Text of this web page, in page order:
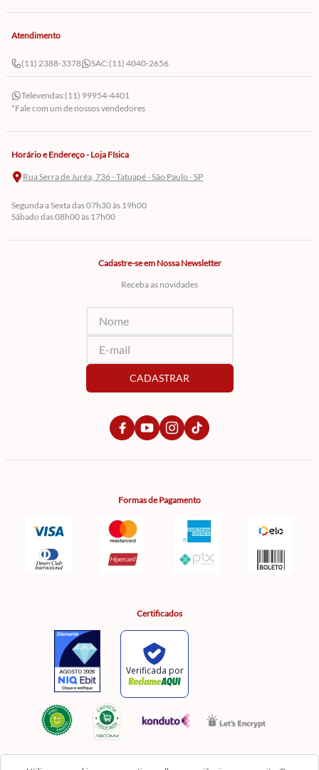
Atendimento
(11) 2388-3378 SAC:(11) 4040-2656
Televendas:(11) 99954-4401
*Fale com um de nossos vendedores
Horário e Endereço - Loja Física
Rua Serra de Juréa, 736 - Tatuapé - São Paulo - SP
Segunda a Sexta das 07h30 às 19h00
Sábado das 08h00 às 17h00
Cadastre-se em Nossa Newsletter
Receba as novidades
CADASTRAR
Formas de Pagamento
Certificados